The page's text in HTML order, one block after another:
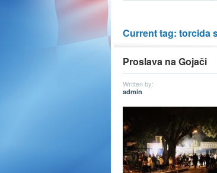
Current tag: torcida
Proslava na Gojači
Written by:
admin